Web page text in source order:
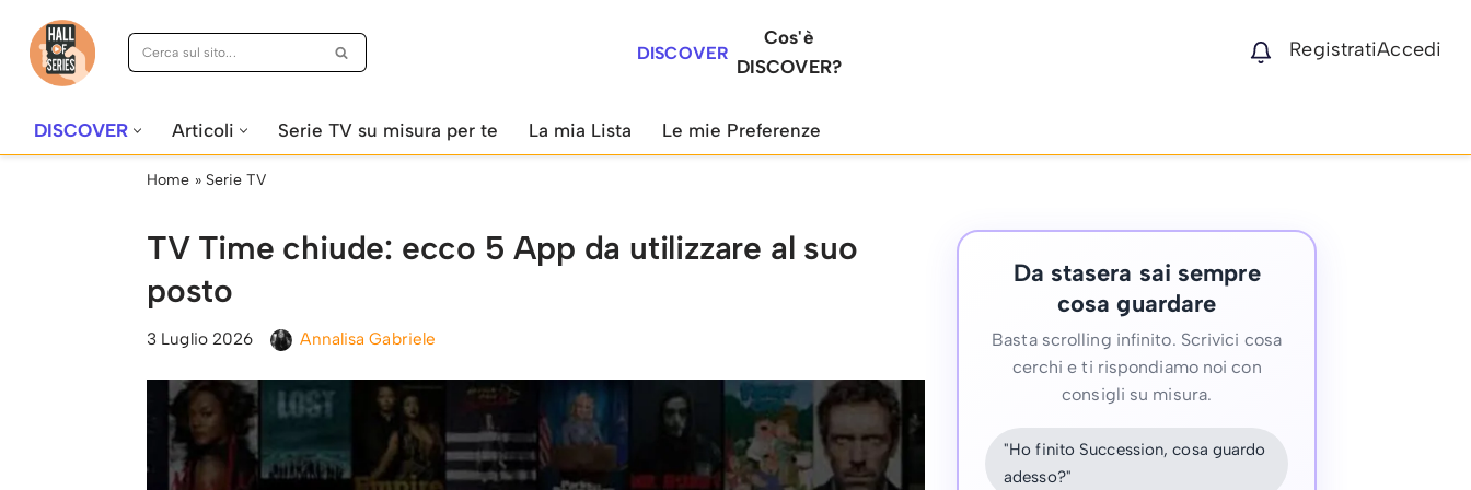
Vai
DISCOVER
Cos'è
DISCOVER?
RegistratiAccedi
DISCOVER Articoli Serie TV su misura per te La mia Lista Le mie Preferenze
Home » Serie TV
TV Time chiude: ecco 5 App da utilizzare al suo
posto
3 Luglio 2026 Annalisa Gabriele
Da stasera sai sempre
cosa guardare
Basta scrolling infinito. Scrivici cosa
cerchi e ti rispondiamo noi con
consigli su misura.
"Ho finito Succession, cosa guardo
adesso?"